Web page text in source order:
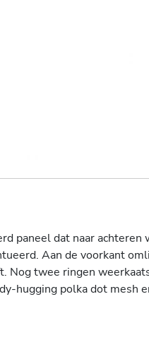
paneel dat naar
Aan de voorkant
Nog twee ringen
hugging polka dot mesh